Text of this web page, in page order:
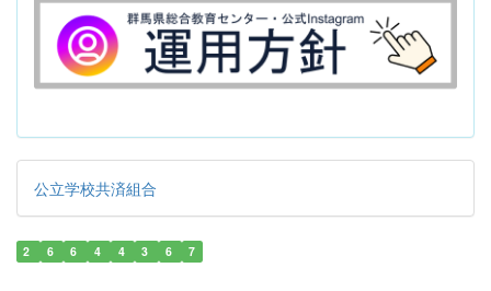
公立学校共済組合
2 6 6 4 4 3 6 7